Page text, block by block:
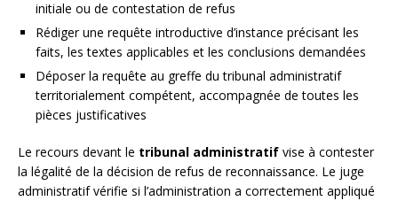
initiale ou de contestation de refus
Rédiger une requête introductive d’instance précisant les
faits, les textes applicables et les conclusions demandées
Déposer la requête au greffe du tribunal administratif
territorialement compétent, accompagnée de toutes les
pièces justificatives
Le recours devant le tribunal administratif vise à contester
la légalité de la décision de refus de reconnaissance. Le juge
administratif vérifie si l’administration a correctement appliqué